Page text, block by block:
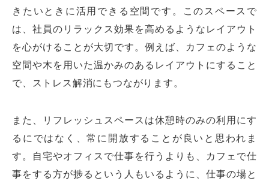
きたいときに活用できる空間です。このスペースで
は、社員のリラックス効果を高めるようなレイアウト
を心がけることが大切です。例えば、カフェのような
空間や木を用いた温かみのあるレイアウトにすること
で、ストレス解消にもつながります。
また、リフレッシュスペースは休憩時のみの利用にす
るにではなく、常に開放することが良いと思われま
す。自宅やオフィスで仕事を行うよりも、カフェで仕
事をする方が捗るという人もいるように、仕事の場と